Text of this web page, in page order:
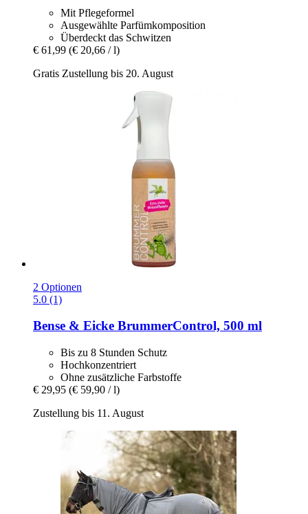
Mit Pflegeformel
Ausgewählte Parfümkomposition
Überdeckt das Schwitzen
€ 61,99 (€ 20,66 / l)
Gratis Zustellung bis 20. August
2 Optionen
5.0 (1)
Bense & Eicke BrummerControl, 500 ml
Bis zu 8 Stunden Schutz
Hochkonzentriert
Ohne zusätzliche Farbstoffe
€ 29,95 (€ 59,90 / l)
Zustellung bis 11. August